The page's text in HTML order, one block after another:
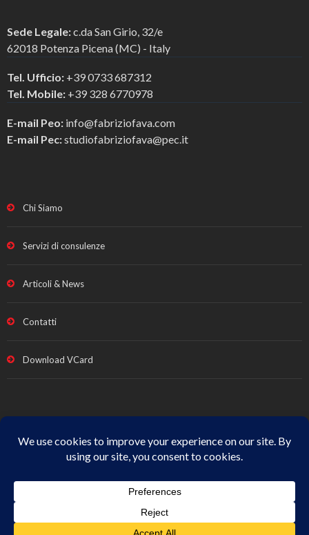
Sede Legale:c.da San Girio, 32/e
62018 Potenza Picena (MC) - Italy
Tel. Ufficio: +39 0733 687312
Tel. Mobile: +39 328 6770978
E-mail Peo: info@fabriziofava.com
E-mail Pec:studiofabriziofava@pec.it
Chi Siamo
Servizi di consulenze
Articoli & News
Contatti
Download VCard
Rights Reserved© CopyrightStudio Fabrizio Fava| p.iva